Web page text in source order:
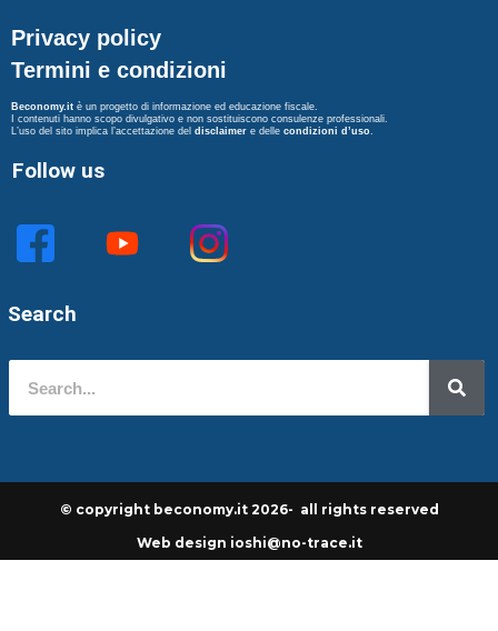
Privacy policy
Termini e condizioni
Beconomy.it è un progetto di informazione ed educazione fiscale.
I contenuti hanno scopo divulgativo e non sostituiscono consulenze professionali.
L’uso del sito implica l’accettazione del disclaimer e delle condizioni d’uso.
Follow us
Search
© copyright beconomy.it 2026- all rights reserved
Web design ioshi@no-trace.it